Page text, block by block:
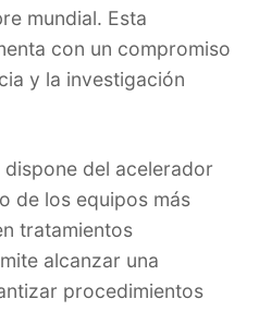
mundial. Esta
con un compromiso
y la investigación
del acelerador
de los equipos más
tratamientos
alcanzar una
procedimientos